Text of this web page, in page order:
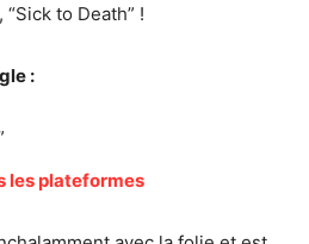
to Death” !
:
les plateformes